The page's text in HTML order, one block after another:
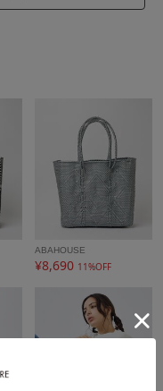
ABAHOUSE
¥8,690 11%OFF